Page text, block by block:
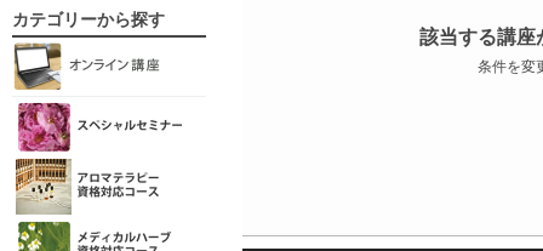
カテゴリーから探す
該当する講座
条件を変